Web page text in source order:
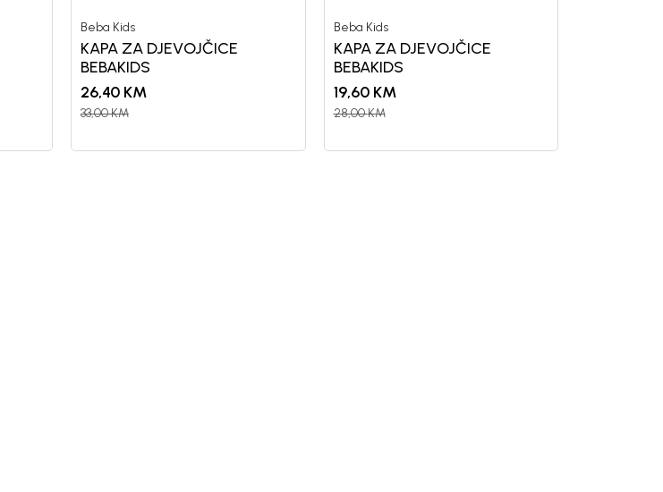
Beba Kids
KAPA ZA DJEVOJČICE
BEBAKIDS
26,40 KM
33,00KM
Beba Kids
KAPA ZA DJEVOJČICE
BEBAKIDS
19,60 KM
28,00KM